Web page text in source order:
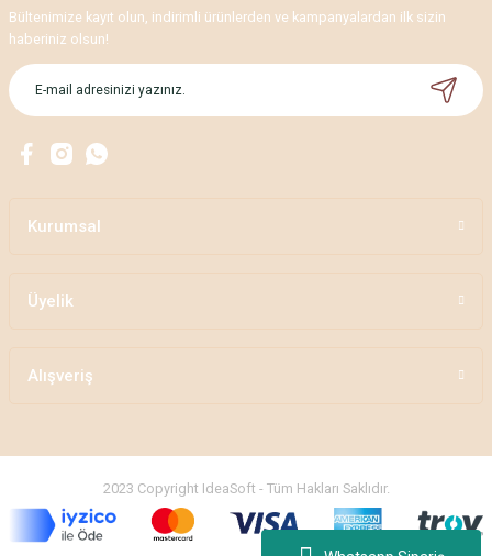
Bültenimize kayıt olun, indirimli ürünlerden ve kampanyalardan ilk sizin
haberiniz olsun!
Kurumsal
Üyelik
Alışveriş
2023 Copyright IdeaSoft - Tüm Hakları Saklıdır.